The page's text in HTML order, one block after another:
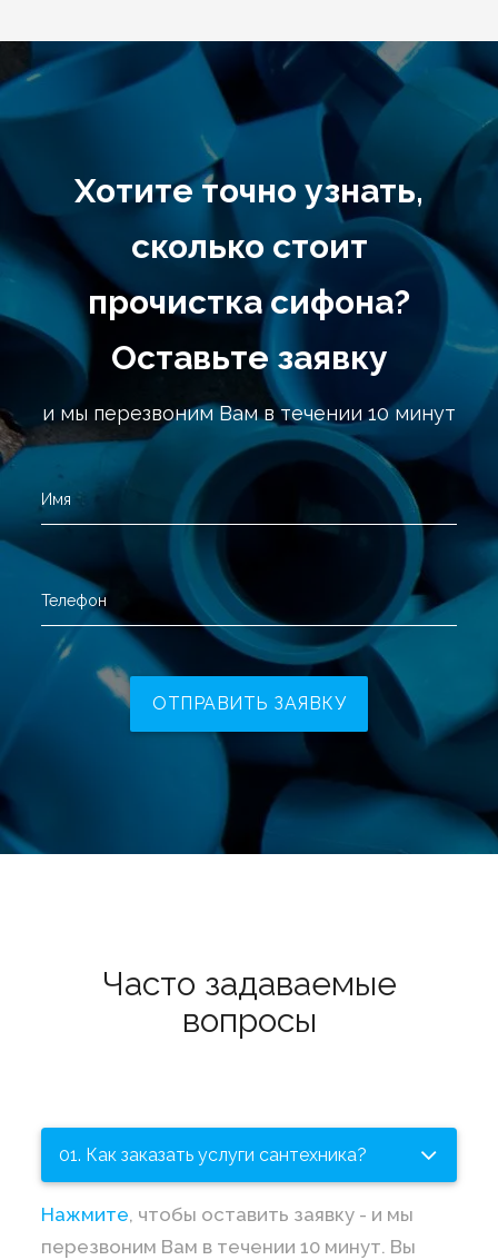
Хотите точно узнать,
сколько стоит
прочистка сифона?
Оставьте заявку
и мы перезвоним Вам в течении 10 минут
Имя
Телефон
ОТПРАВИТЬ ЗАЯВКУ
Часто задаваемые
вопросы
01. Как заказать услуги сантехника?
Нажмите, чтобы оставить заявку - и мы
перезвоним Вам в течении 10 минут. Вы